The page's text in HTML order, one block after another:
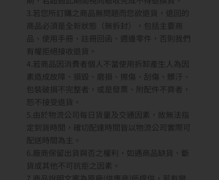
3.若您所訂購之商品無問題而您欲退貨，退回的
商品必須是全新狀態（無拆封），包括主要商
品、使用手冊、註冊回函、週邊零件，否則我們
有權拒絕接收退貨。
4.若商品因消費者個人不當使用拆卸產生人為因
素造成故障、損毀、磨損、擦傷、刮傷、髒汙、
包裝破損不完整者，或是發票、附配件不齊者，
恕不接受退貨。
5.由於物流公司每日貨量及交通因素，故無法指
定到貨時間，確切配達時間皆以物流公司實際可
配送時間為主。
6.廠商保留出貨與否之權利，如遇商品缺貨、斷
貨或其他不可抗拒之因素。